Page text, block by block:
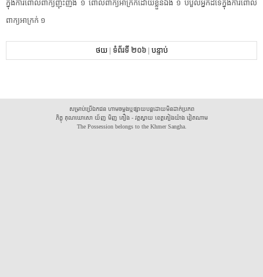
ក្នុង​ការ​ពោល​ពាក្យ​ញុះញង់​ ​១​ ​ពោល​ពាក្យ​អាក្រក់​ដោយខ្លួនឯង​ ​១​ ​បបួល​អ្នកដទៃ​ក្នុង​ការ​ពោល​
ពាក្យ​អាក្រក់​ ​១​ ​
ថយ| ទំព័រទី ២០៦| បន្ទាប់
សម្រាប់ប្រើឯកជន ហាមចម្លងឬផ្សាយបន្តដោយមិនដាក់ប្រភព
ភិក្ខុ គុណឃោសោ យ័ញ មិញ គឿង - វត្តស្វាយ ខេត្តគៀងយ៉ាង វៀតណាម
The Possession belongs to the Khmer Sangha.